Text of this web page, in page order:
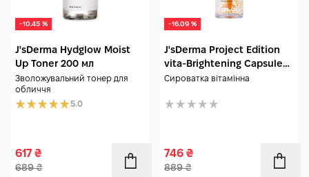
-10.45 %
J'sDerma Hydglow Moist
Up Toner 200 мл
Зволожувальний тонер для
обличчя
5.0
617 ₴
689₴
-16.09 %
J'sDerma Project Edition
vita-Brightening Capsule
Ampoule 50 мл
Сироватка вітамінна
746 ₴
889₴